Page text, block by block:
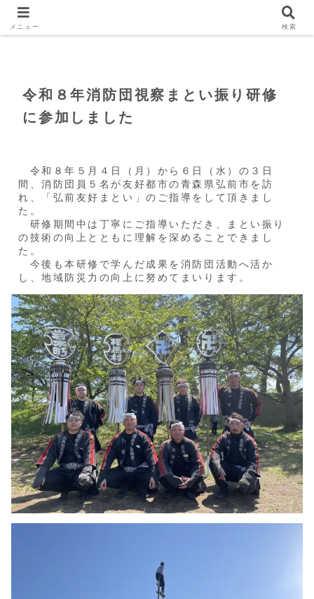
令和８年消防団視察まとい振り研修
に参加しました
令和８年５月４日（月）から６日（水）の３日
間、消防団員５名が友好都市の青森県弘前市を訪
れ、「弘前友好まとい」のご指導をして頂きまし
た。
研修期間中は丁寧にご指導いただき、まとい振り
の技術の向上とともに理解を深めることできまし
た。
今後も本研修で学んだ成果を消防団活動へ活か
し、地域防災力の向上に努めてまいります。
メニュー 検索